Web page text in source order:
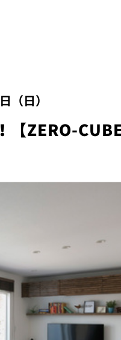
日）
【ZERO-